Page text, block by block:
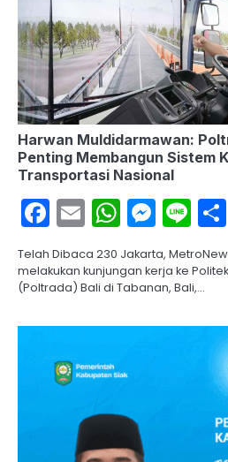
Harwan Muldidarmawan:
Penting Membangun Sistem
Transportasi Nasional
Facebook
Email Line
Telah Dibaca 230 Jakarta,
melakukan kunjungan kerja ke
(Poltrada) Bali di Tabanan, Bali,…